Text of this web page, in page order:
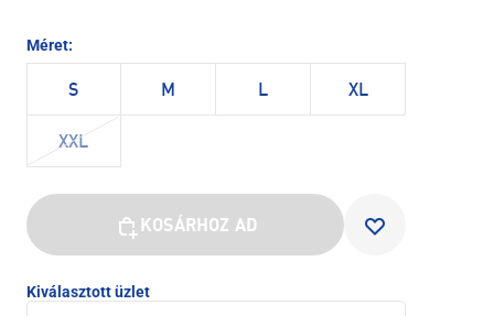
Méret:
S M L XL
XXL
KOSÁRHOZ AD
Kiválasztott üzlet